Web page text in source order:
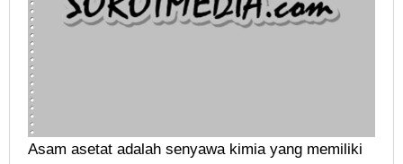
Asam asetat adalah senyawa kimia yang memiliki